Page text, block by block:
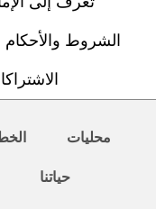
الشروط والأحكام
محليات
حياتنا